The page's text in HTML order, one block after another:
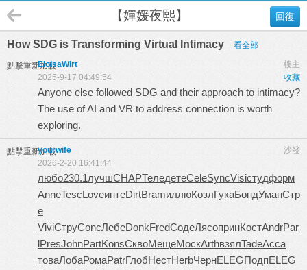
回復
【嬋媛夜熙】
How SDG is Transforming Virtual Intimacy 看全部
點擊重新加載 樓主
EloisaWirt
收藏
2025-9-17 04:49:54
Anyone else followed SDG and their approach to intimacy?
The use of AI and VR to address connection is worth
exploring.
點擊重新加載 沙發
yourwife
2026-2-20 16:41:44
любо230.1лучшCHAPТеледетеCeleSyncVisiстудформ
AnneTescLoveинтеDirtBramиллюКозлГукаБондУманСтр
е
ViviСтруConcЛебеDonkFredСодеЛясопринКостAndrPar
lPresJohnPartKonsСквоМещеМоскArthвзялTadeAcca
товаЛобаРомаPatrГлобНестHerbЧернELEGПодпELEG